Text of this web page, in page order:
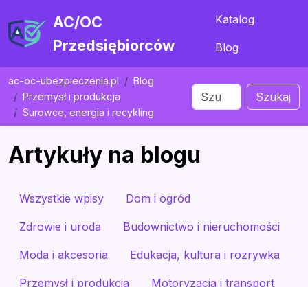
AC/OC
Przedsiębiorców
Katalog
Blog
ac-oc-ubezpieczenia.pl
Blog
Przemysł i produkcja
Surowce, energia i recykling
Szukaj
Artykuły na blogu
Wszystkie wpisy Dom i ogród
Zdrowie i uroda Budownictwo i nieruchomości
Moda i akcesoria Edukacja, kultura i rozrywka
Przemysł i produkcja Motoryzacja i transport